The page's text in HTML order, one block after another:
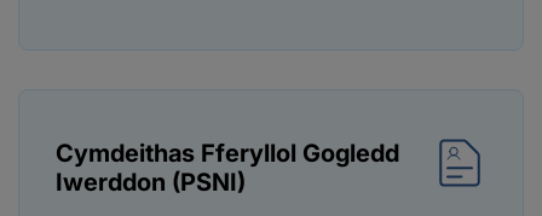
Cymdeithas Fferyllol Gogledd
Iwerddon (PSNI)